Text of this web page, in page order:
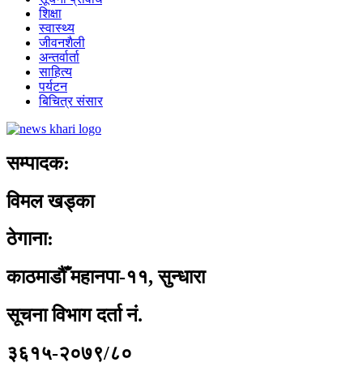
शिक्षा
स्वास्थ्य
जीवनशैली
अन्तर्वार्ता
साहित्य
पर्यटन
बिचित्र संसार
सम्पादक:
विमल खड्का
ठेगाना:
काठमाडौँ महानपा-११, सुन्धारा
सूचना विभाग दर्ता नं.
३६१५-२०७९/८०